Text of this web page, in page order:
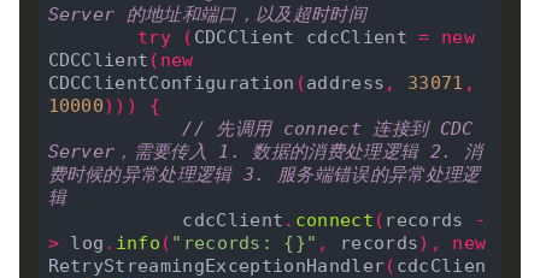
Server 的地址和端口，以及超时时间
try
( CDCClient cdcClient =
new
CDCClient ( new
CDCClientConfiguration (address , 33071 ,
10000)))
{
// 先调用 connect 连接到 CDC
Server，需要传入 1. 数据的消费处理逻辑 2. 消
费时候的异常处理逻辑 3. 服务端错误的异常处理逻
辑
            cdcClient
. connect ( records
-
> log . info ( "records: {}" , records),
new
RetryStreamingExceptionHandler( cdcClien